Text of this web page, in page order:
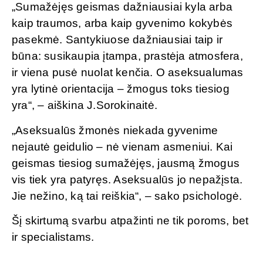
„Sumažėjęs geismas dažniausiai kyla arba
kaip traumos, arba kaip gyvenimo kokybės
pasekmė. Santykiuose dažniausiai taip ir
būna: susikaupia įtampa, prastėja atmosfera,
ir viena pusė nuolat kenčia. O aseksualumas
yra lytinė orientacija – žmogus toks tiesiog
yra“, – aiškina J.Sorokinaitė.
„Aseksualūs žmonės niekada gyvenime
nejautė geidulio – nė vienam asmeniui. Kai
geismas tiesiog sumažėjęs, jausmą žmogus
vis tiek yra patyręs. Aseksualūs jo nepažįsta.
Jie nežino, ką tai reiškia“, – sako psichologė.
Šį skirtumą svarbu atpažinti ne tik poroms, bet
ir specialistams.